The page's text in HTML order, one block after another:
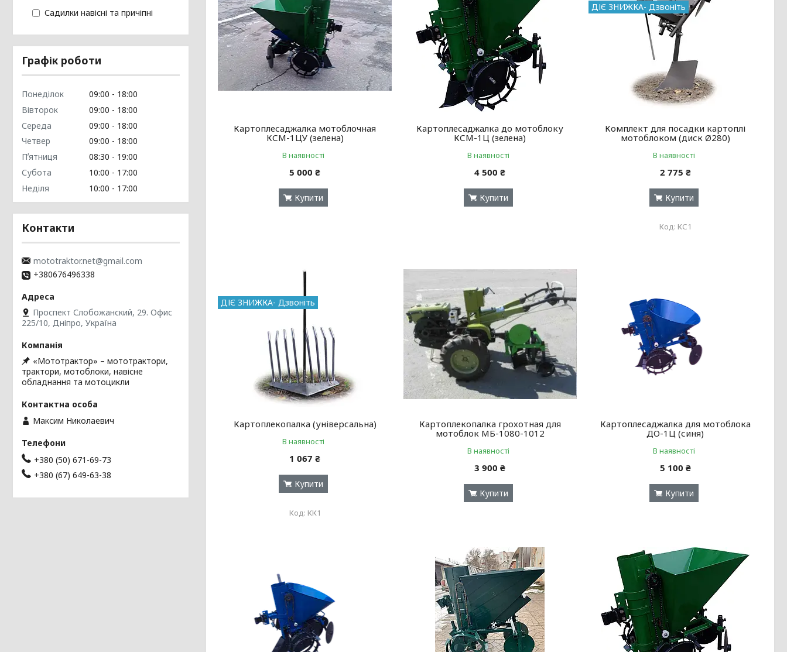
Картоплесаджалка мотоблочная
КСМ-1ЦУ (зелена)
В наявності
5 000 ₴
Купити
Картоплесаджалка до мотоблоку
КСМ-1Ц (зелена)
В наявності
4 500 ₴
Купити
ДІЄ ЗНИЖКА- Дзвоніть
Комплект для посадки картоплі
мотоблоком (диск Ø280)
В наявності
2 775 ₴
Купити
КС1
ДІЄ ЗНИЖКА- Дзвоніть
Картоплекопалка (універсальна)
В наявності
1 067 ₴
Купити
КК1
Картоплекопалка грохотная для
мотоблок МБ-1080-1012
В наявності
3 900 ₴
Купити
Картоплесаджалка для мотоблока
ДО-1Ц (синя)
В наявності
5 100 ₴
Купити
Садилки навісні та причіпні
Графік роботи
Понеділок 09:00
18:00
Вівторок
09:00
18:00
Середа
09:00
18:00
Четвер
09:00
18:00
Пʼятниця
08:30
19:00
Субота
10:00
17:00
Неділя
10:00 17:00
Контакти
mototraktor.net@gmail.com
+380676496338
Проспект Слобожанский, 29. Офис
225/10, Дніпро, Україна
«Мототрактор» – мототрактори,
трактори, мотоблоки, навісне
обладнання та мотоцикли
Максим Николаевич
+380 (50) 671-69-73
+380 (67) 649-63-38